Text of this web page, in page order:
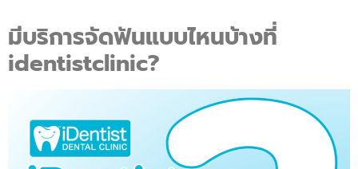
มีบริการจัดฟันแบบไหนบ้างที่
identistclinic?